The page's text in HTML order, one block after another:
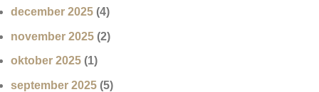
december 2025 (4)
november 2025 (2)
oktober 2025 (1)
september 2025 (5)